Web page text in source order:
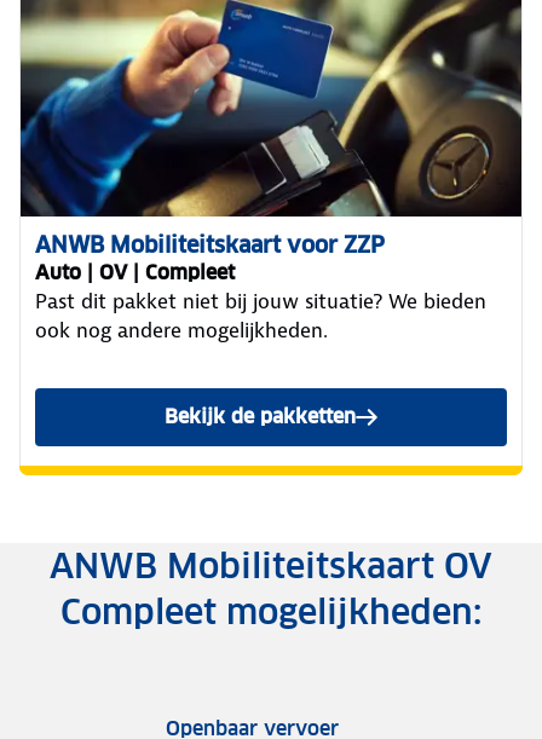
ANWB Mobiliteitskaart voor ZZP
Auto | OV | Compleet
Past dit pakket niet bij jouw situatie? We bieden
ook nog andere mogelijkheden.
Bekijk de pakketten
ANWB Mobiliteitskaart OV
Compleet mogelijkheden:
Openbaar vervoer